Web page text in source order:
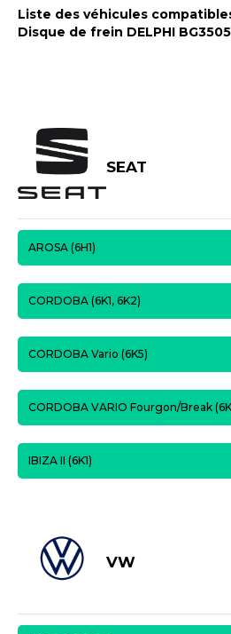
Liste des véhicules
Disque de frein DELPHI BG3505
SEAT
AROSA (6H1)
CORDOBA (6K1, 6K2)
CORDOBA Vario (6K5)
CORDOBA VARIO Fourgon/Break
IBIZA II (6K1)
VW